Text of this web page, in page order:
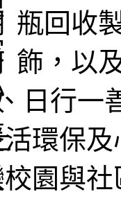
瓶回收
飾，以
日行一
環保
園與